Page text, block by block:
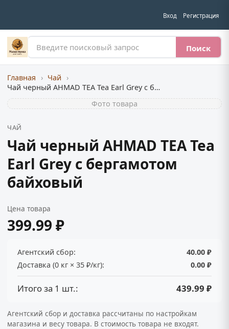
Вход Регистрация
Поиск
Главная › Чай
›
Чай черный AHMAD TEA Tea Earl Grey с бергамотом байховый
Фото товара
ЧАЙ
Чай черный AHMAD TEA Tea
Earl Grey с бергамотом
байховый
Цена товара
399.99 ₽
Агентский сбор:
40.00 ₽
Доставка (0 кг × 35 ₽/кг):
0.00 ₽
Итого за 1 шт.: 439.99 ₽
Агентский сбор и доставка рассчитаны по настройкам
магазина и весу товара. В стоимость товара не входят.